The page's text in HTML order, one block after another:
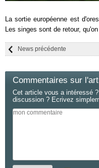
La sortie européenne est
Les singes sont de retour,
News précédente
Commentaires sur
Cet article vous a intéressé
discussion ? Ecrivez